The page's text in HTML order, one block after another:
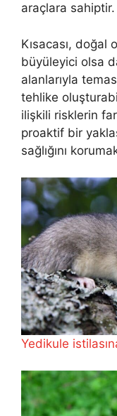
araçlara sahiptir.
Kısacası, doğal
büyüleyici olsa
alanlarıyla
tehlike
ilişkili risklerin
proaktif bir
sağlığını
Yedikule